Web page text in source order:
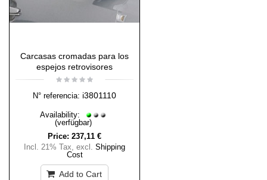
Carcasas cromadas para los
espejos retrovisores
N° referencia: i3801110
Availability:
(verfügbar)
Price: 237,11 €
Incl. 21% Tax, excl. Shipping
Cost
Add to Cart